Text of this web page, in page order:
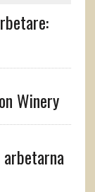
Winery